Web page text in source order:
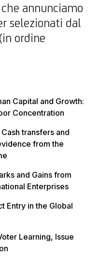
annunciamo
selezionati dal
ordine
Capital and Growth:
Concentration
Cash transfers and
from the
and Gains from
Enterprises
Entry in the Global
Learning, Issue